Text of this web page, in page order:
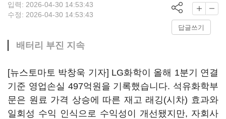
입력: 2026-04-30 14:53:43
수정: 2026-04-30 14:53:43
답글쓰기
배터리 부진 지속
[뉴스토마토 박창욱 기자] LG화학이 올해 1분기 연결
기준 영업손실 497억원을 기록했습니다. 석유화학부
문은 원료 가격 상승에 따른 재고 래깅(시차) 효과와
일회성 수익 인식으로 수익성이 개선됐지만, 자회사